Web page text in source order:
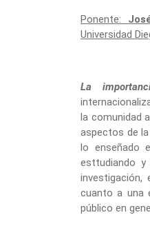
Ponente:
Universidad
La
la comunidad
aspectos de
lo enseñado
esttudiando
cuanto a una
público en